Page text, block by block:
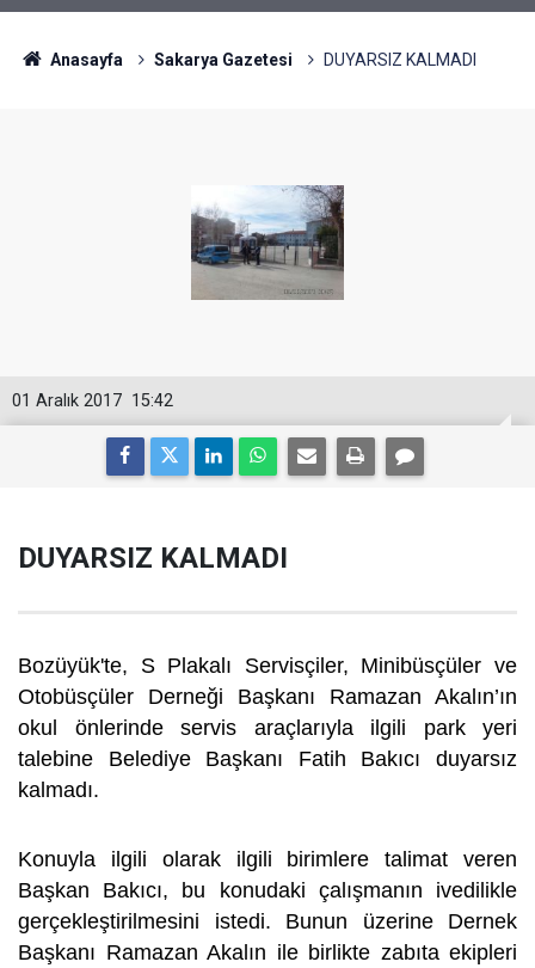
Anasayfa Sakarya Gazetesi DUYARSIZ KALMADI
15:42
01 Aralık 2017
DUYARSIZ KALMADI
Bozüyük'te, S Plakalı Servisçiler, Minibüsçüler ve
Otobüsçüler Derneği Başkanı Ramazan Akalın’ın
okul önlerinde servis araçlarıyla ilgili park yeri
talebine Belediye Başkanı Fatih Bakıcı duyarsız
kalmadı.
Konuyla ilgili olarak ilgili birimlere talimat veren
Başkan Bakıcı, bu konudaki çalışmanın ivedilikle
gerçekleştirilmesini istedi. Bunun üzerine Dernek
Başkanı Ramazan Akalın ile birlikte zabıta ekipleri